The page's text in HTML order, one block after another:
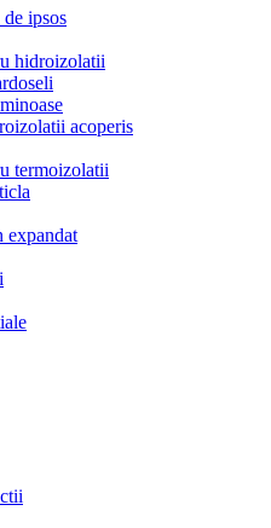
ipsos
hidroizolatii
acoperis
termoizolatii
expandat